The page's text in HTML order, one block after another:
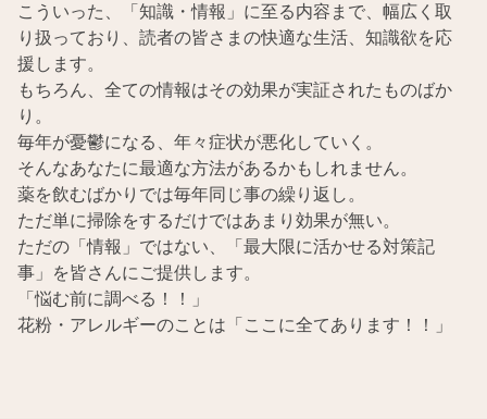
こういった、「知識・情報」に至る内容まで、幅広く取
り扱っており、読者の皆さまの快適な生活、知識欲を応
援します。
もちろん、全ての情報はその効果が実証されたものばか
り。
毎年が憂鬱になる、年々症状が悪化していく。
そんなあなたに最適な方法があるかもしれません。
薬を飲むばかりでは毎年同じ事の繰り返し。
ただ単に掃除をするだけではあまり効果が無い。
ただの「情報」ではない、「最大限に活かせる対策記
事」を皆さんにご提供します。
「悩む前に調べる！！」
花粉・アレルギーのことは「ここに全てあります！！」